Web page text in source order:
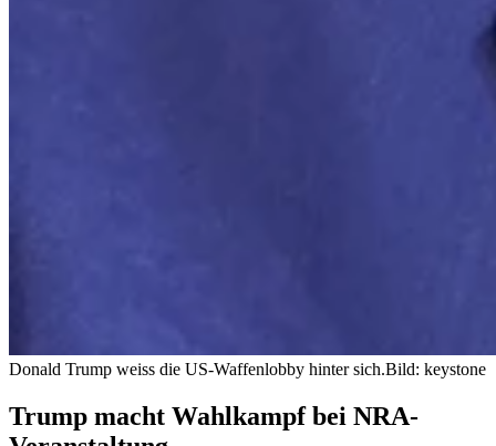
Donald Trump weiss die US-Waffenlobby hinter sich.Bild: keystone
Trump macht Wahlkampf bei NRA-